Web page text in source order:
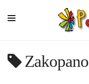
Zakopano